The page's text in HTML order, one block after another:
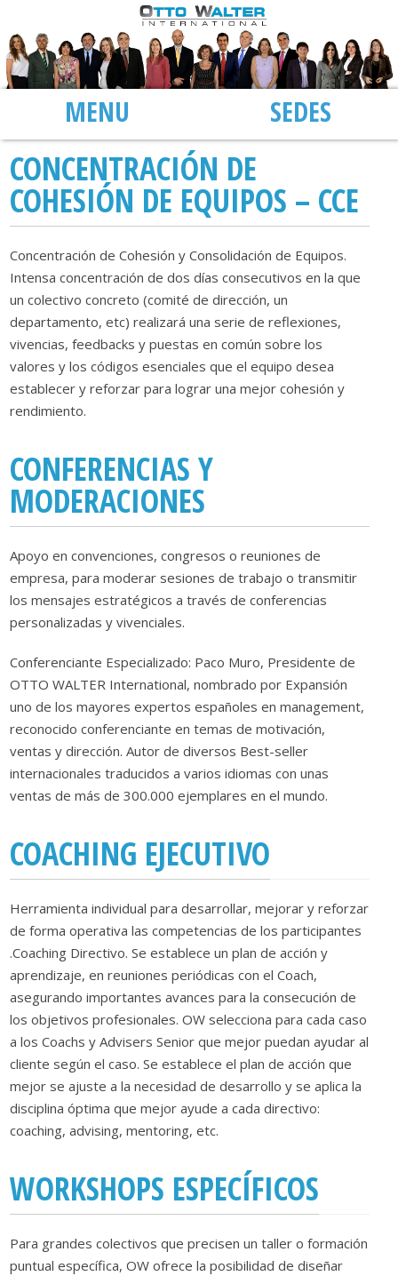
MENU
CONCENTRACIÓN DE
COHESIÓN DE EQUIPOS – CCE
Concentración de Cohesión y Consolidación de Equipos.
Intensa concentración de dos días consecutivos en la que
un colectivo concreto (comité de dirección, un
departamento, etc) realizará una serie de reflexiones,
vivencias, feedbacks y puestas en común sobre los
valores y los códigos esenciales que el equipo desea
establecer y reforzar para lograr una mejor cohesión y
rendimiento.
CONFERENCIAS Y
MODERACIONES
Apoyo en convenciones, congresos o reuniones de
empresa, para moderar sesiones de trabajo o transmitir
los mensajes estratégicos a través de conferencias
personalizadas y vivenciales.
Conferenciante Especializado: Paco Muro, Presidente de
OTTO WALTER International, nombrado por Expansión
uno de los mayores expertos españoles en management,
reconocido conferenciante en temas de motivación,
ventas y dirección. Autor de diversos Best-seller
internacionales traducidos a varios idiomas con unas
ventas de más de 300.000 ejemplares en el mundo.
COACHING EJECUTIVO
Herramienta individual para desarrollar, mejorar y reforzar
de forma operativa las competencias de los participantes
.Coaching Directivo. Se establece un plan de acción y
aprendizaje, en reuniones periódicas con el Coach,
asegurando importantes avances para la consecución de
los objetivos profesionales. OW selecciona para cada caso
a los Coachs y Advisers Senior que mejor puedan ayudar al
cliente según el caso. Se establece el plan de acción que
mejor se ajuste a la necesidad de desarrollo y se aplica la
disciplina óptima que mejor ayude a cada directivo:
coaching, advising, mentoring, etc.
WORKSHOPS ESPECÍFICOS
Para grandes colectivos que precisen un taller o formación
puntual específica, OW ofrece la posibilidad de diseñar